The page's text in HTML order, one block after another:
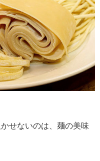
せないのは、麺の美味